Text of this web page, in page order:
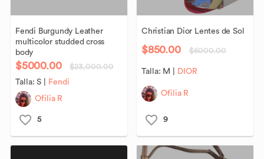
Fendi Burgundy Leather
multicolor studded cross
body
$5000.00
$23,000.00
Talla:S
Fendi
Ofilia R
5
Christian Dior Lentes de Sol
$850.00 $6000.00
Talla: M DIOR
Ofilia R
9